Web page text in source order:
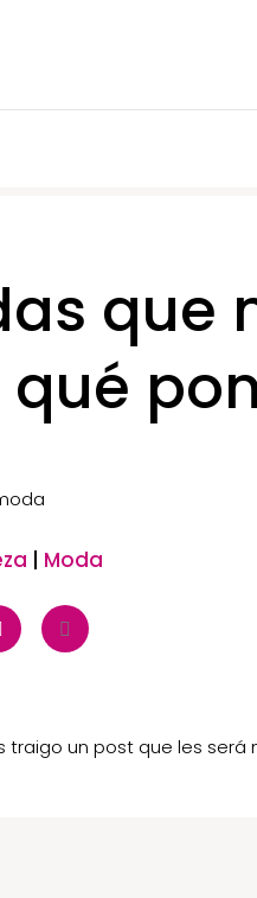
que
qué
| Moda
traigo un post que les